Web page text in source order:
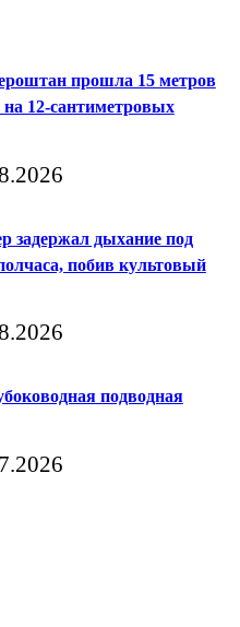
прошла 15 метров
на 12-сантиметровых
задержал дыхание под
побив культовый
подводная